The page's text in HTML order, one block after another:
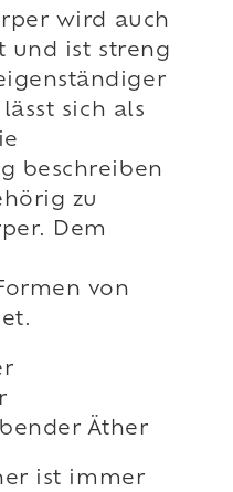
wird auch
und ist streng
sich als
beschreiben
zu
Dem
von
Äther
ist immer